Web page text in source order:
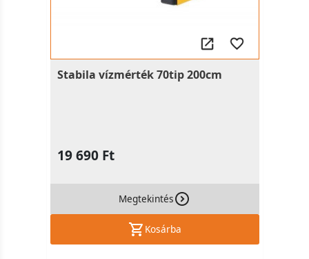
Stabila vízmérték 70tip 200cm
19 690 Ft
Megtekintés
Kosárba